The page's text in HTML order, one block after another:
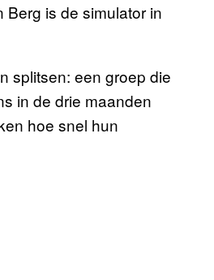
is de simulator in
splitsen: een groep die
in de drie maanden
hoe snel hun